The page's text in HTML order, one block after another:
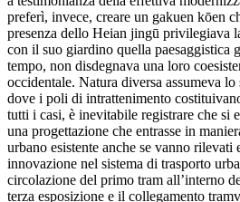
preferì, invece, creare un gakuen kōen
presenza dello Heian jingū privilegiava
con il suo giardino quella paesaggistica
tempo, non disdegnava una loro
occidentale. Natura diversa assumeva
dove i poli di intrattenimento
tutti i casi, è inevitabile registrare che si
una progettazione che entrasse in
urbano esistente anche se vanno
innovazione nel sistema di trasporto
circolazione del primo tram all’interno
terza esposizione e il collegamento